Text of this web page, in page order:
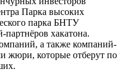
Парка высоких
парка БНТУ
хакатона.
а также компаний-
жюри, которые отберут по